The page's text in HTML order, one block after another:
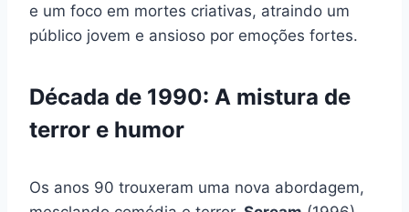
e um foco em mortes criativas, atraindo um
público jovem e ansioso por emoções fortes.
Década de 1990: A mistura de
terror e humor
Os anos 90 trouxeram uma nova abordagem,